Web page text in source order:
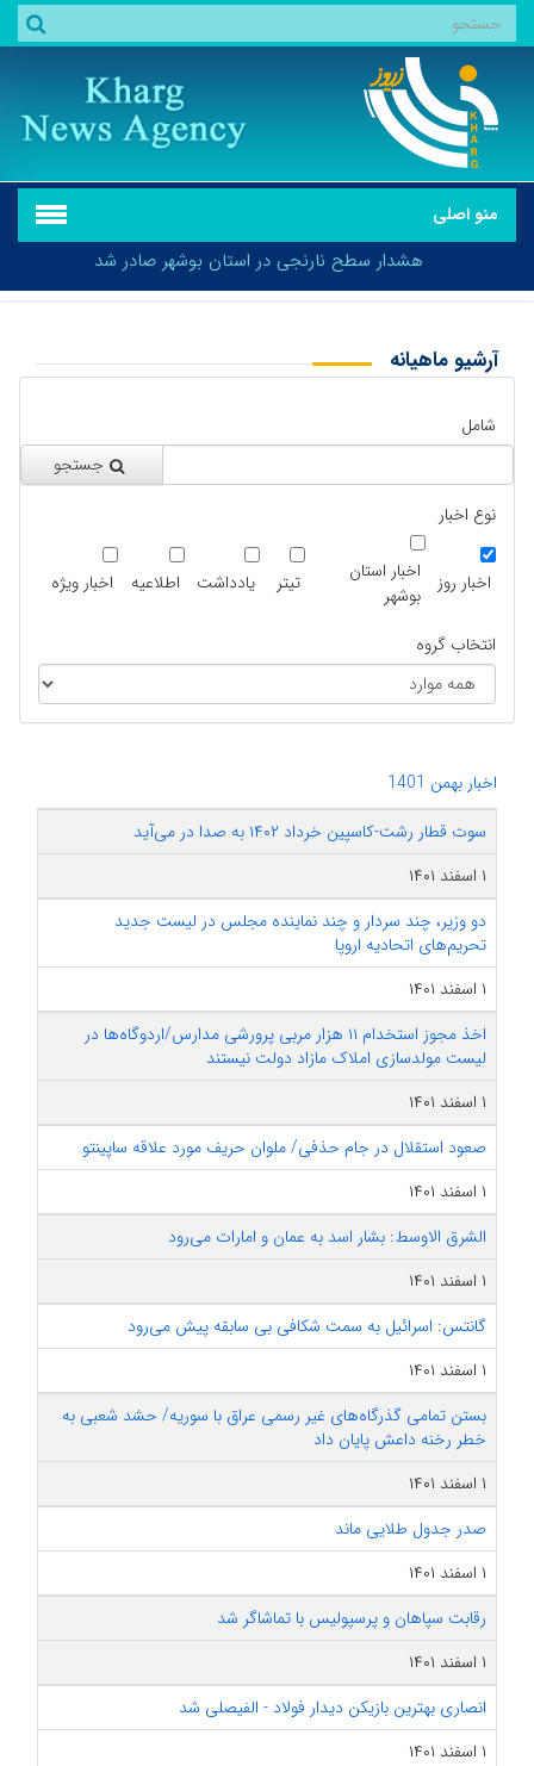
منو اصلی
هشدار سطح نارنجی در استان بوشهر صادر شد
آرشیو ماهیانه
شامل
جستجو
نوع اخبار
اخبار روز
اخبار استان
بوشهر
تیتر یادداشت اطلاعیه اخبار ویژه
انتخاب گروه
اخبار بهمن 1401
سوت قطار رشت-کاسپین خرداد ۱۴۰۲ به صدا در می‌آید
۱ اسفند ۱۴۰۱
دو وزیر، چند سردار و چند نماینده مجلس در لیست جدید
تحریم‌های اتحادیه اروپا
۱ اسفند ۱۴۰۱
اخذ مجوز استخدام ۱۱ هزار مربی پرورشی مدارس/اردوگاه‌ها در
لیست مولدسازی املاک مازاد دولت نیستند
۱ اسفند ۱۴۰۱
صعود استقلال در جام حذفی/ ملوان حریف مورد علاقه ساپینتو
۱ اسفند ۱۴۰۱
الشرق الاوسط: بشار اسد به عمان و امارات می‌رود
۱ اسفند ۱۴۰۱
گانتس: اسرائیل به سمت شکافی بی‌ سابقه پیش‌ می‌رود
۱ اسفند ۱۴۰۱
بستن تمامی گذرگاه‌های غیر رسمی عراق با سوریه/ حشد شعبی به
خطر رخنه داعش پایان داد
۱ اسفند ۱۴۰۱
صدر جدول طلایی ماند
۱ اسفند ۱۴۰۱
رقابت سپاهان و پرسپولیس با تماشاگر شد
۱ اسفند ۱۴۰۱
انصاری بهترین بازیکن دیدار فولاد - الفیصلی شد
۱ اسفند ۱۴۰۱